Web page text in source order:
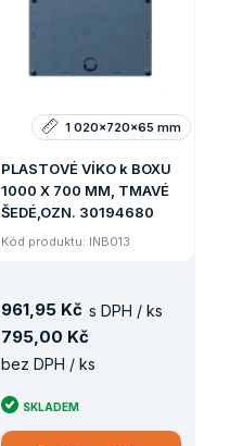
PLASTOVÉ VÍKO k BOXU
1000 X 700 MM, TMAVÉ
ŠEDÉ,OZN. 30194680
Kód produktu: INB013
1 020x720x65 mm
961,95 Kč s DPH / ks
795 00 Kč
bez DPH / ks
SKLADEM